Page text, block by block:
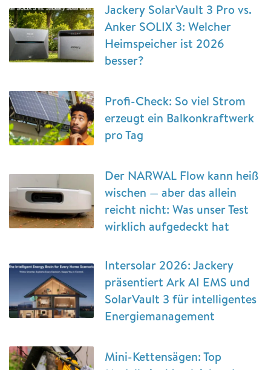
Jackery SolarVault 3 Pro vs.
Anker SOLIX 3: Welcher
Heimspeicher ist 2026
besser?
Profi-Check: So viel Strom
erzeugt ein Balkonkraftwerk
pro Tag
Der NARWAL Flow kann heiß
wischen — aber das allein
reicht nicht: Was unser Test
wirklich aufgedeckt hat
Intersolar 2026: Jackery
präsentiert Ark AI EMS und
SolarVault 3 für intelligentes
Energiemanagement
Mini-Kettensägen: Top